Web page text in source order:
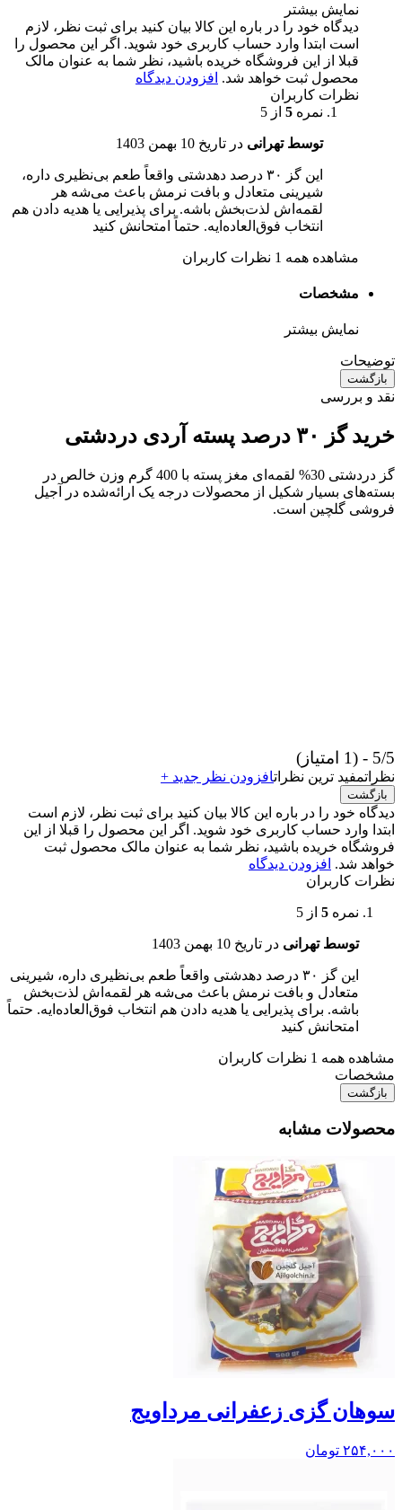
نمایش بیشتر
دیدگاه خود را در باره این کالا بیان کنید برای ثبت نظر، لازم
است ابتدا وارد حساب کاربری خود شوید. اگر این محصول را
قبلا از این فروشگاه خریده باشید، نظر شما به عنوان مالک
محصول ثبت خواهد شد. افزودن دیدگاه
نظرات کاربران
نمره 5 از 5
توسط تهرانی در تاریخ 10 بهمن 1403
این گز ۳۰ درصد دهدشتی واقعاً طعم بی‌نظیری داره،
شیرینی متعادل و بافت نرمش باعث می‌شه هر
لقمه‌اش لذت‌بخش باشه. برای پذیرایی یا هدیه دادن هم
انتخاب فوق‌العاده‌ایه. حتماً امتحانش کنید
مشاهده همه 1 نظرات کاربران
مشخصات
نمایش بیشتر
توضیحات
بازگشت
نقد و بررسی
خرید گز ۳۰ درصد پسته آردی دردشتی
گز دردشتی 30% لقمه‌ای مغز پسته با 400 گرم وزن خالص در
بسته‌های بسیار شکیل از محصولات درجه‌ یک ارائه‌شده در آجیل
فروشی گلچین است.
5/5 - (1 امتیاز)
نظراتمفید ترین نظراتافزودن نظر جدید +
بازگشت
دیدگاه خود را در باره این کالا بیان کنید برای ثبت نظر، لازم است
ابتدا وارد حساب کاربری خود شوید. اگر این محصول را قبلا از این
فروشگاه خریده باشید، نظر شما به عنوان مالک محصول ثبت
خواهد شد. افزودن دیدگاه
نظرات کاربران
نمره 5 از 5
توسط تهرانی در تاریخ 10 بهمن 1403
این گز ۳۰ درصد دهدشتی واقعاً طعم بی‌نظیری داره، شیرینی
متعادل و بافت نرمش باعث می‌شه هر لقمه‌اش لذت‌بخش
باشه. برای پذیرایی یا هدیه دادن هم انتخاب فوق‌العاده‌ایه. حتماً
امتحانش کنید
مشاهده همه 1 نظرات کاربران
مشخصات
بازگشت
محصولات مشابه
سوهان گزی زعفرانی مرداویج
۲۵۴,۰۰۰ تومان